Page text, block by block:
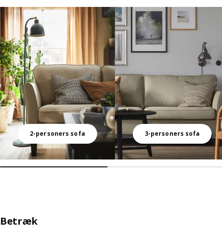
Spring liste over
2-personers sofa 3-personers sofa
Betræk